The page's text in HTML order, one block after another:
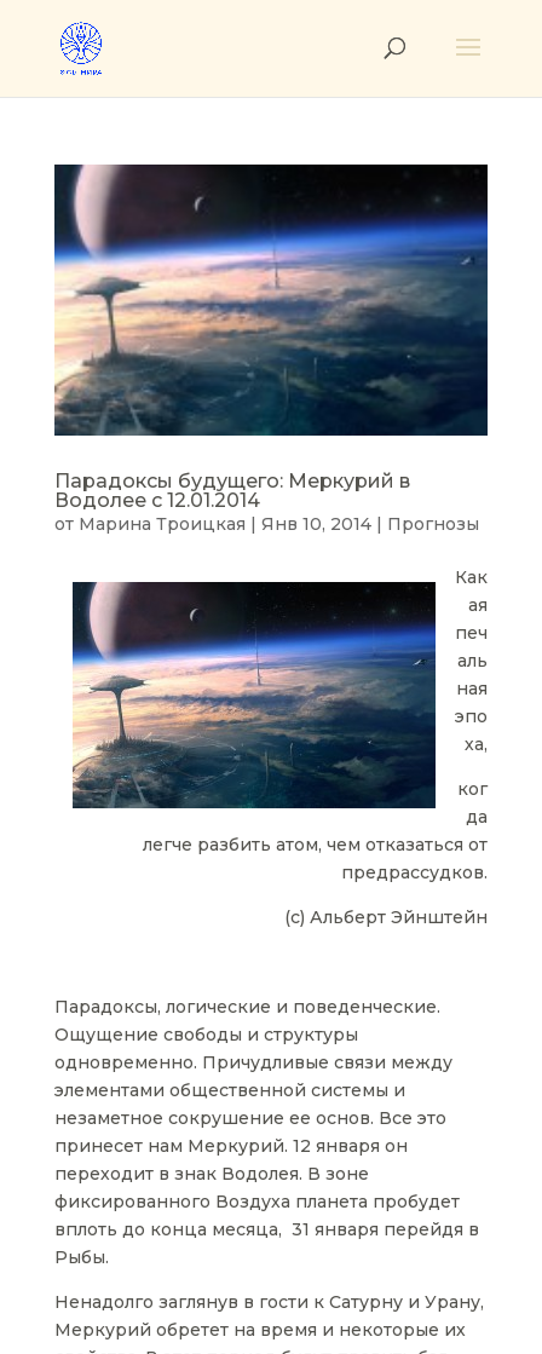
Парадоксы будущего: Меркурий в
Водолее с 12.01.2014
от Марина Троицкая | Янв 10, 2014| Прогнозы
Как
ая
печ
аль
ная
эпо
ха,
ког
да
легче разбить атом, чем отказаться от
предрассудков.
(с) Альберт Эйнштейн
Парадоксы, логические и поведенческие.
Ощущение свободы и структуры
одновременно. Причудливые связи между
элементами общественной системы и
незаметное сокрушение ее основ. Все это
принесет нам Меркурий. 12 января он
переходит в знак Водолея. В зоне
фиксированного Воздуха планета пробудет
вплоть до конца месяца, 31 января перейдя в
Рыбы.
Ненадолго заглянув в гости к Сатурну и Урану,
Меркурий обретет на время и некоторые их